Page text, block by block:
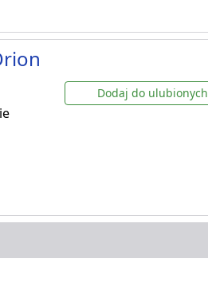
Dodaj do ulubionych